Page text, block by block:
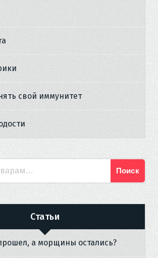
свой иммунитет
Поиск
Статьи
а морщины остались?